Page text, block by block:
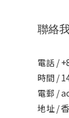
聯絡
電話 /
時間 /
電郵 /
地址 /